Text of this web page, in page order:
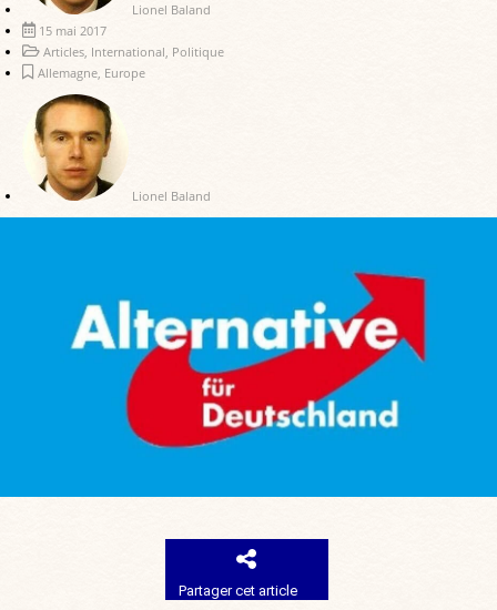
Lionel Baland
15 mai 2017
Articles, International, Politique
Allemagne, Europe
Lionel Baland
Partager cet article